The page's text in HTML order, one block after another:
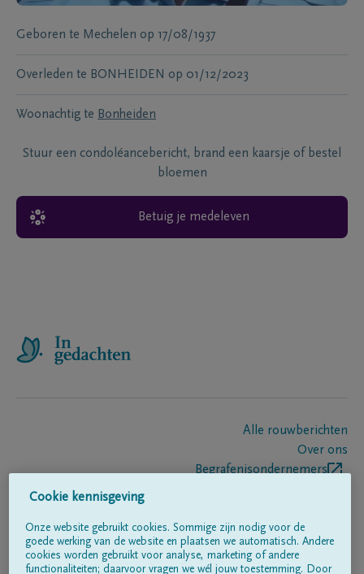
Geboren te Mechelen op 17/08/1937
Overleden te BONHEIDEN op 01/12/2023
Woonachtig te Bonheiden
Stuur een condoléancebericht, brand een kaarsje of bestel
bloemen
Betuig je medeleven
Alle rouwberichten
Over ons
Begrafenisondernemers
Volg ons op
Cookie kennisgeving
Onze website gebruikt cookies. Sommige zijn nodig voor de
goede werking van de website en plaatsen we automatisch. Andere
cookies worden gebruikt voor analyse, marketing of andere
functionaliteiten; daarvoor vragen we wél jouw toestemming. Door